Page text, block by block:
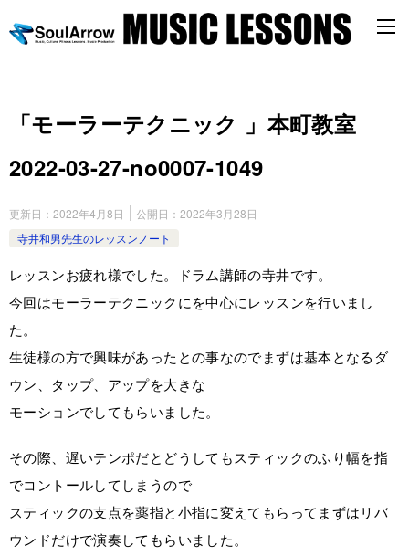
「モーラーテクニック 」本町教室
2022-03-27-­no0007-­1049
更新日： 2022年4月8日 公開日： 2022年3月28日
寺井和男先生のレッスンノート
レッスンお疲れ様でした。ドラム講師の寺井です。
今回はモーラーテクニックにを中心にレッスンを行いまし
た。
生徒様の方で興味があったとの事なのでまずは基本となるダ
ウン、タップ、アップを大きな
モーションでしてもらいました。
その際、遅いテンポだとどうしてもスティックのふり幅を指
でコントールしてしまうので
スティックの支点を薬指と小指に変えてもらってまずはリバ
ウンドだけで演奏してもらいました。